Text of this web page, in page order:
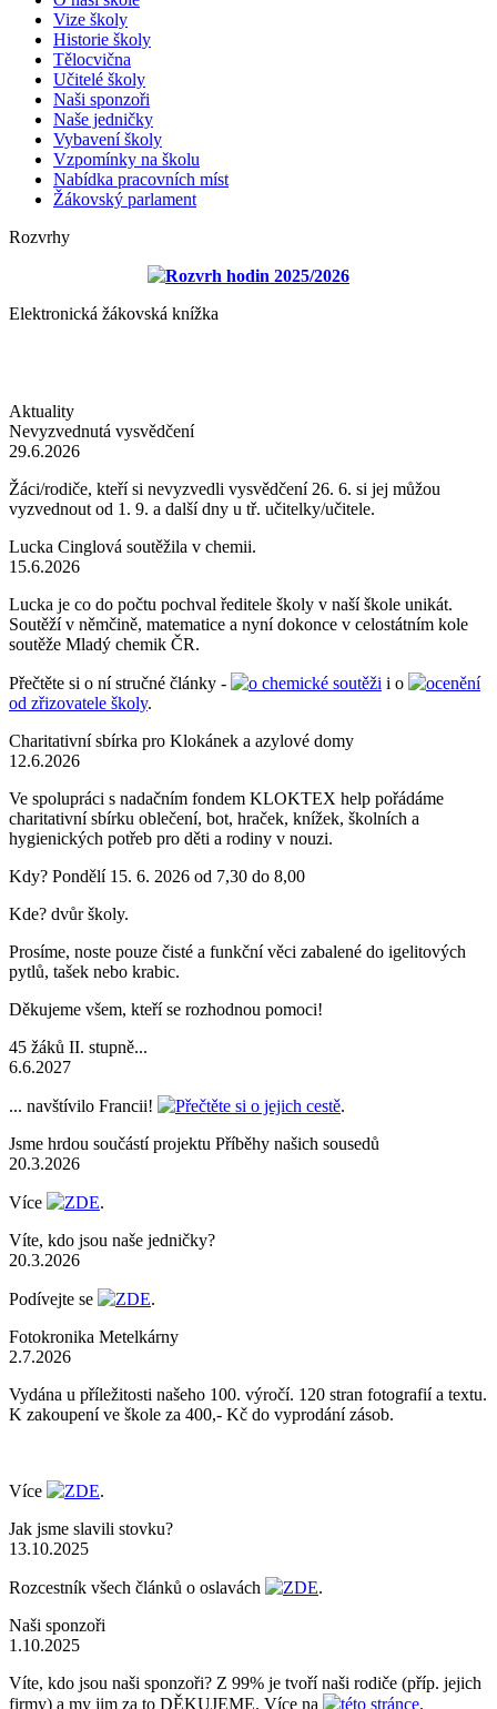
Vize školy
Historie školy
Tělocvična
Učitelé školy
Naši sponzoři
Naše jedničky
Vybavení školy
Vzpomínky na školu
Nabídka pracovních míst
Žákovský parlament
Rozvrhy
Rozvrh hodin 2025/2026
Elektronická žákovská knížka
Aktuality
Nevyzvednutá vysvědčení
29.6.2026
Žáci/rodiče, kteří si nevyzvedli vysvědčení 26. 6. si jej můžou
vyzvednout od 1. 9. a další dny u tř. učitelky/učitele.
Lucka Cinglová soutěžila v chemii.
15.6.2026
Lucka je co do počtu pochval ředitele školy v naší škole unikát.
Soutěží v němčině, matematice a nyní dokonce v celostátním kole
soutěže Mladý chemik ČR.
Přečtěte si o ní stručné články - o chemické soutěži i o
ocenění
od zřizovatele školy.
Charitativní sbírka pro Klokánek a azylové domy
12.6.2026
Ve spolupráci s nadačním fondem KLOKTEX help pořádáme
charitativní sbírku oblečení, bot, hraček, knížek, školních a
hygienických potřeb pro děti a rodiny v nouzi.
Kdy? Pondělí 15. 6. 2026 od 7,30 do 8,00
Kde? dvůr školy.
Prosíme, noste pouze čisté a funkční věci zabalené do igelitových
pytlů, tašek nebo krabic.
Děkujeme všem, kteří se rozhodnou pomoci!
45 žáků II. stupně...
6.6.2027
... navštívilo Francii! Přečtěte si o jejich cestě.
Jsme hrdou součástí projektu Příběhy našich sousedů
20.3.2026
Více ZDE.
Víte, kdo jsou naše jedničky?
20.3.2026
Podívejte se ZDE.
Fotokronika Metelkárny
2.7.2026
Vydána u příležitosti našeho 100. výročí. 120 stran fotografií a textu.
K zakoupení ve škole za 400,- Kč do vyprodání zásob.
Více ZDE.
Jak jsme slavili stovku?
13.10.2025
Rozcestník všech článků o oslavách ZDE.
Naši sponzoři
1.10.2025
Víte, kdo jsou naši sponzoři? Z 99% je tvoří naši rodiče (příp. jejich
firmy) a my jim za to DĚKUJEME. Více na
této stránce.